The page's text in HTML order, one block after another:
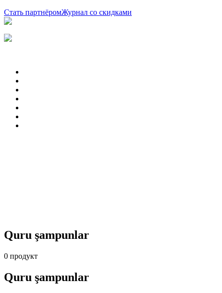
Стать партнёромЖурнал со скидками
Quru şampunlar
0 продукт
Quru şampunlar